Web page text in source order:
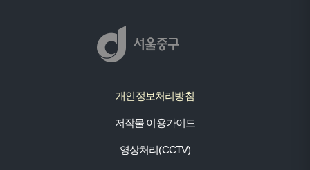
개인정보처리방침
저작물 이용가이드
영상처리(CCTV)